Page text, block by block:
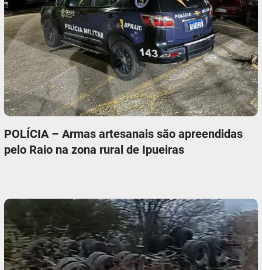
POLÍCIA – Armas artesanais são apreendidas
pelo Raio na zona rural de Ipueiras